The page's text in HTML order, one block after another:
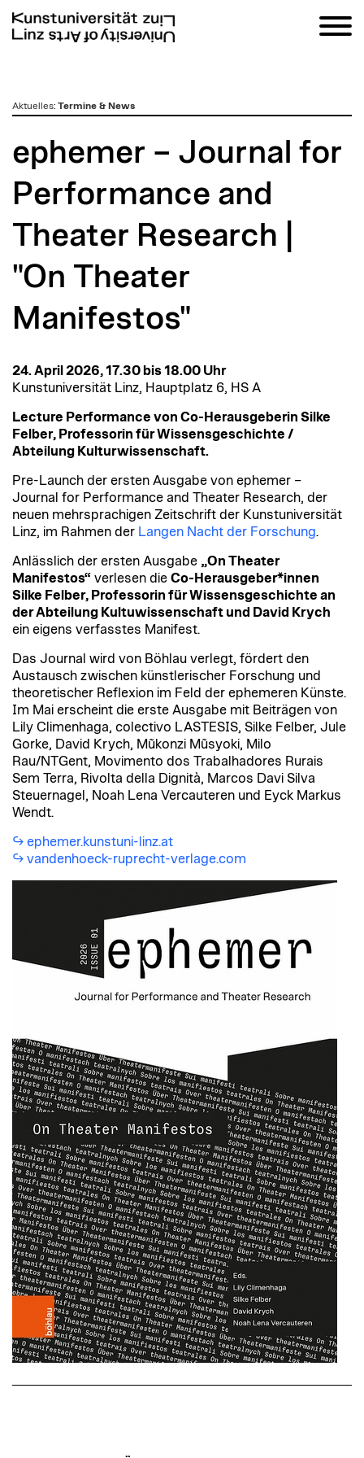
zumAktuelles: Termine & News
ephemer – Journal for
Performance and
Theater Research |
"On Theater
Manifestos"
24. April 2026, 17.30 bis 18.00 Uhr
Kunstuniversität Linz, Hauptplatz 6, HS A
Lecture Performance von Co-Herausgeberin Silke
Felber, Professorin für Wissensgeschichte /
Abteilung Kulturwissenschaft.
Pre-Launch der ersten Ausgabe von ephemer –
Journal for Performance and Theater Research, der
neuen mehrsprachigen Zeitschrift der Kunstuniversität
Linz, im Rahmen der Langen Nacht der Forschung.
Anlässlich der ersten Ausgabe „On Theater
Manifestos“ verlesen die Co-Herausgeber*innen
Silke Felber, Professorin für Wissensgeschichte an
der Abteilung Kultuwissenschaft und David Krych
ein eigens verfasstes Manifest.
Das Journal wird von Böhlau verlegt, fördert den
Austausch zwischen künstlerischer Forschung und
theoretischer Reflexion im Feld der ephemeren Künste.
Im Mai erscheint die erste Ausgabe mit Beiträgen von
Lily Climenhaga, colectivo LASTESIS, Silke Felber, Jule
Gorke, David Krych, Mũkonzi Mũsyoki, Milo
Rau/NTGent, Movimento dos Trabalhadores Rurais
Sem Terra, Rivolta della Dignità, Marcos Davi Silva
Steuernagel, Noah Lena Vercauteren und Eyck Markus
Wendt.
ephemer.kunstuni-linz.at
vandenhoeck-ruprecht-verlage.com